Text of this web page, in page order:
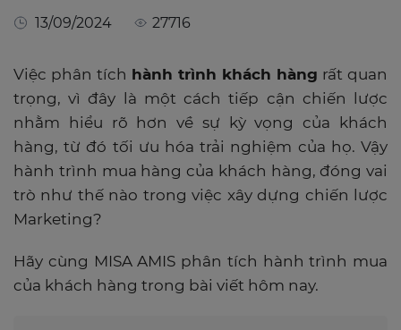
13/09/2024 27716
Việc phân tích hành trình khách hàng rất quan
trọng, vì đây là một cách tiếp cận chiến lược
nhằm hiểu rõ hơn về sự kỳ vọng của khách
hàng, từ đó tối ưu hóa trải nghiệm của họ. Vậy
hành trình mua hàng của khách hàng, đóng vai
trò như thế nào trong việc xây dựng chiến lược
Marketing?
Hãy cùng MISA AMIS phân tích hành trình mua
của khách hàng trong bài viết hôm nay.